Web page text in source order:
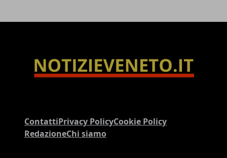
ContattiPrivacy PolicyCookie Policy
RedazioneChi siamo